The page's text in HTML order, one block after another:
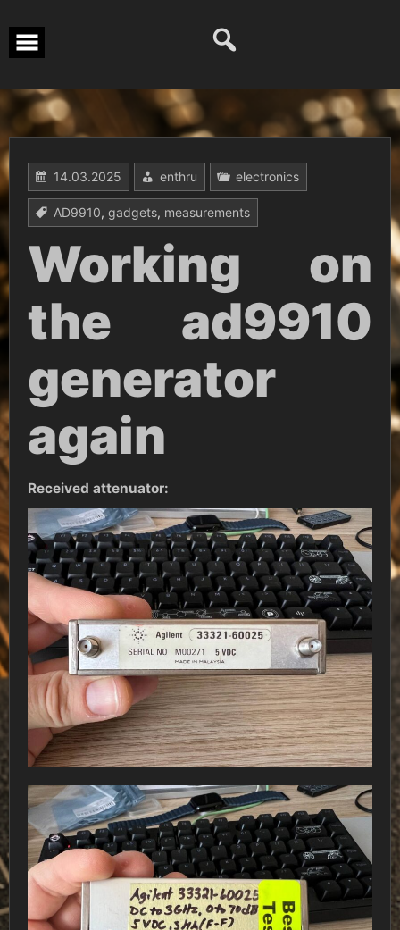
содержимому
14.03.2025 enthru electronics
AD9910, gadgets, measurements
Working on
the ad9910
generator
again
Received attenuator: